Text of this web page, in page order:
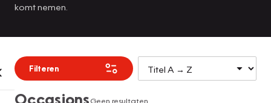
komt nemen.
Filteren
OccasionsGeen resultaten